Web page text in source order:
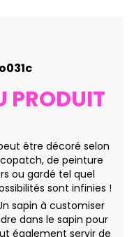
PRODUIT
peut être décoré selon
de peinture
ou gardé tel quel
sont infinies !
Un sapin à customiser
dans le sapin pour
également servir de